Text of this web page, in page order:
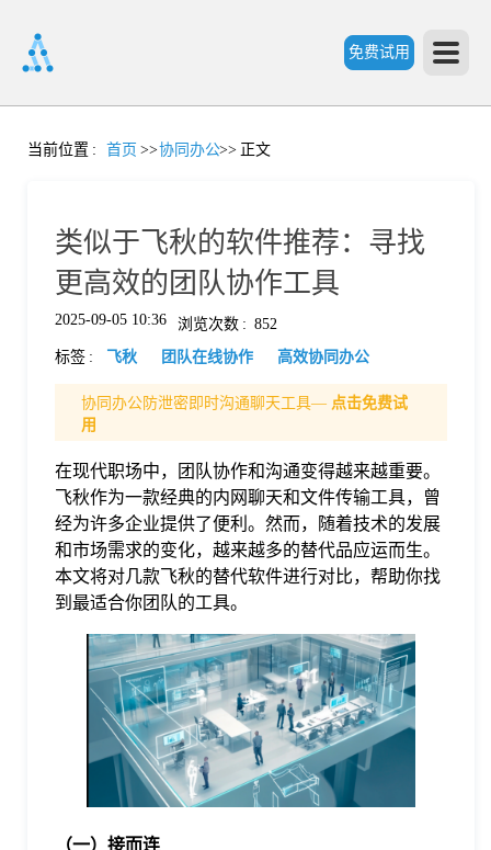
免费试用
首
价
格
当前位置 : 首页 >>协同办公>> 正文
类似于飞秋的软件推荐：寻找
更高效的团队协作工具
2025-09-05 10:36 浏览次数 : 852
标签 : 飞秋 团队在线协作 高效协同办公
协同办公防泄密即时沟通聊天工具— 点击免费试
用
在现代职场中，团队协作和沟通变得越来越重要。
飞秋作为一款经典的内网聊天和文件传输工具，曾
经为许多企业提供了便利。然而，随着技术的发展
和市场需求的变化，越来越多的替代品应运而生。
本文将对几款飞秋的替代软件进行对比，帮助你找
到最适合你团队的工具。
（一）接而连